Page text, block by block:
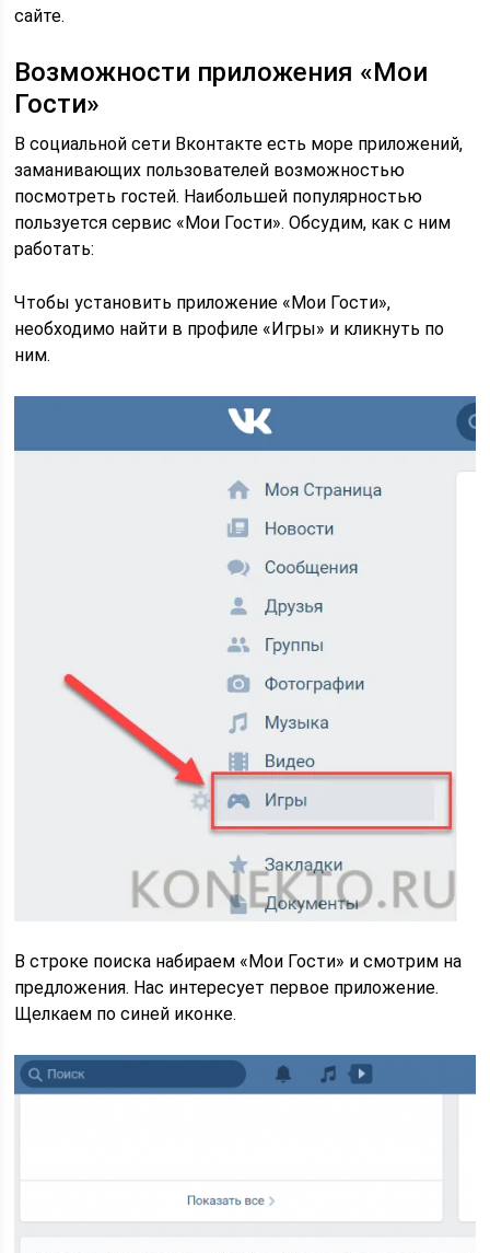
сайте.
Возможности приложения «Мои
Гости»
В социальной сети Вконтакте есть море приложений,
заманивающих пользователей возможностью
посмотреть гостей. Наибольшей популярностью
пользуется сервис «Мои Гости». Обсудим, как с ним
работать:
Чтобы установить приложение «Мои Гости»,
необходимо найти в профиле «Игры» и кликнуть по
ним.
В строке поиска набираем «Мои Гости» и смотрим на
предложения. Нас интересует первое приложение.
Щелкаем по синей иконке.